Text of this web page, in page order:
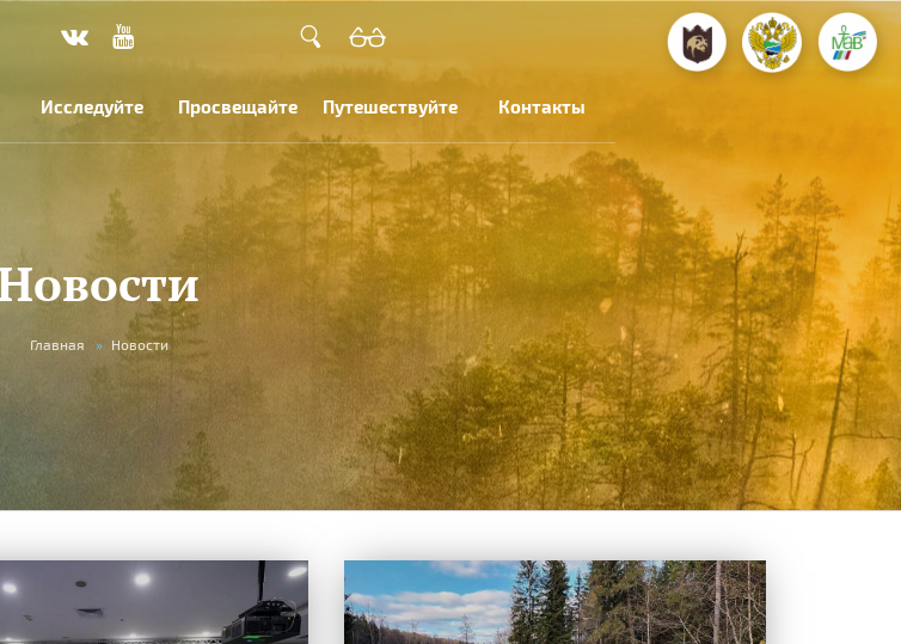
Исследуйте Просвещайте Путешествуйте Контакты
Главная » Новости